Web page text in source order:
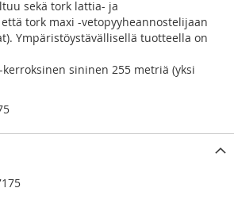
sekä tork lattia- ja
tork maxi -vetopyyheannostelijaan
Ympäristöystävällisellä tuotteella on
kerroksinen sininen 255 metriä (yksi